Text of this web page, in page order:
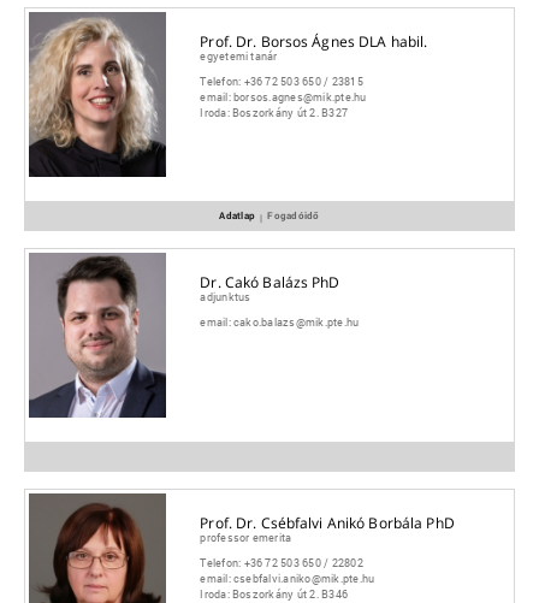
Prof. Dr. Borsos Ágnes DLA habil.
egyetemi tanár
Telefon: +36 72 503 650 / 23815
email:borsos.agnes@mik.pte.hu
Iroda:Boszorkány út 2. B327
Adatlap | Fogadóidő
Dr. Cakó Balázs PhD
adjunktus
email:cako.balazs@mik.pte.hu
Prof. Dr. Csébfalvi Anikó Borbála PhD
professor emerita
Telefon: +36 72 503 650 / 22802
email:csebfalvi.aniko@mik.pte.hu
Iroda:Boszorkány út 2. B346